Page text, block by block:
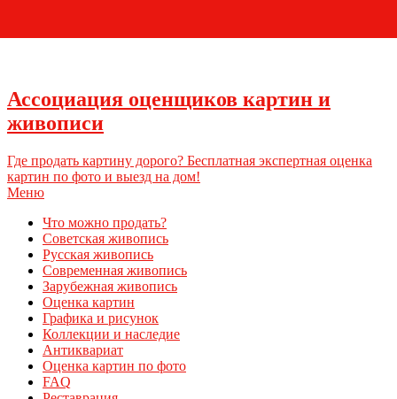
Ассоциация оценщиков картин и
живописи
Где продать картину дорого? Бесплатная экспертная оценка
картин по фото и выезд на дом!
Меню
Что можно продать?
Советская живопись
Русская живопись
Современная живопись
Зарубежная живопись
Оценка картин
Графика и рисунок
Коллекции и наследие
Антиквариат
Оценка картин по фото
FAQ